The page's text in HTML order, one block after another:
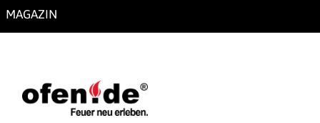
MAGAZIN